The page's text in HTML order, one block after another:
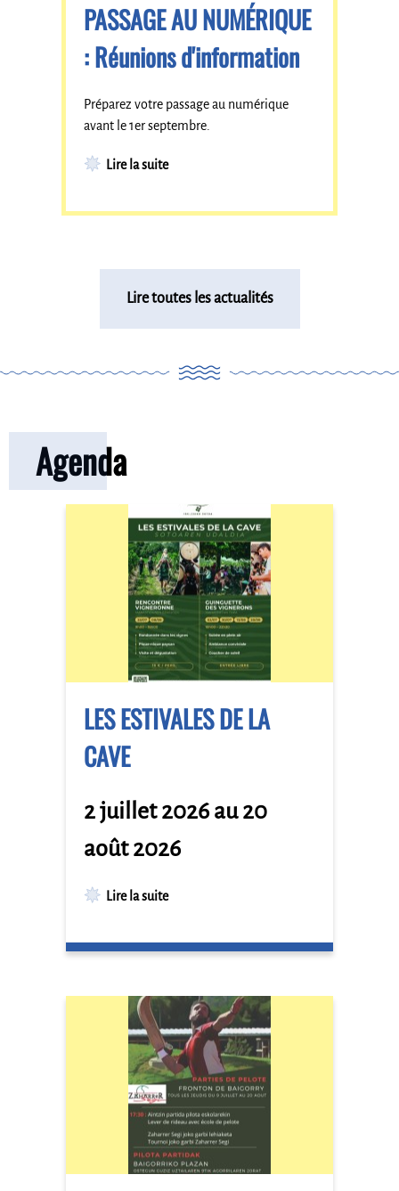
PASSAGE AU NUMÉRIQUE
: Réunions d'information
Préparez votre passage au numérique
avant le 1er septembre.
Lire la suite
Lire toutes les actualités
Agenda
LES ESTIVALES DE LA
CAVE
2 juillet 2026 au 20
août 2026
Lire la suite